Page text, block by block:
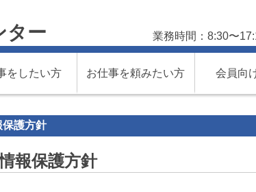
ター 業務時間：8:30〜
をしたい方 お仕事を頼みたい方 会員向
保護方針
報保護方針